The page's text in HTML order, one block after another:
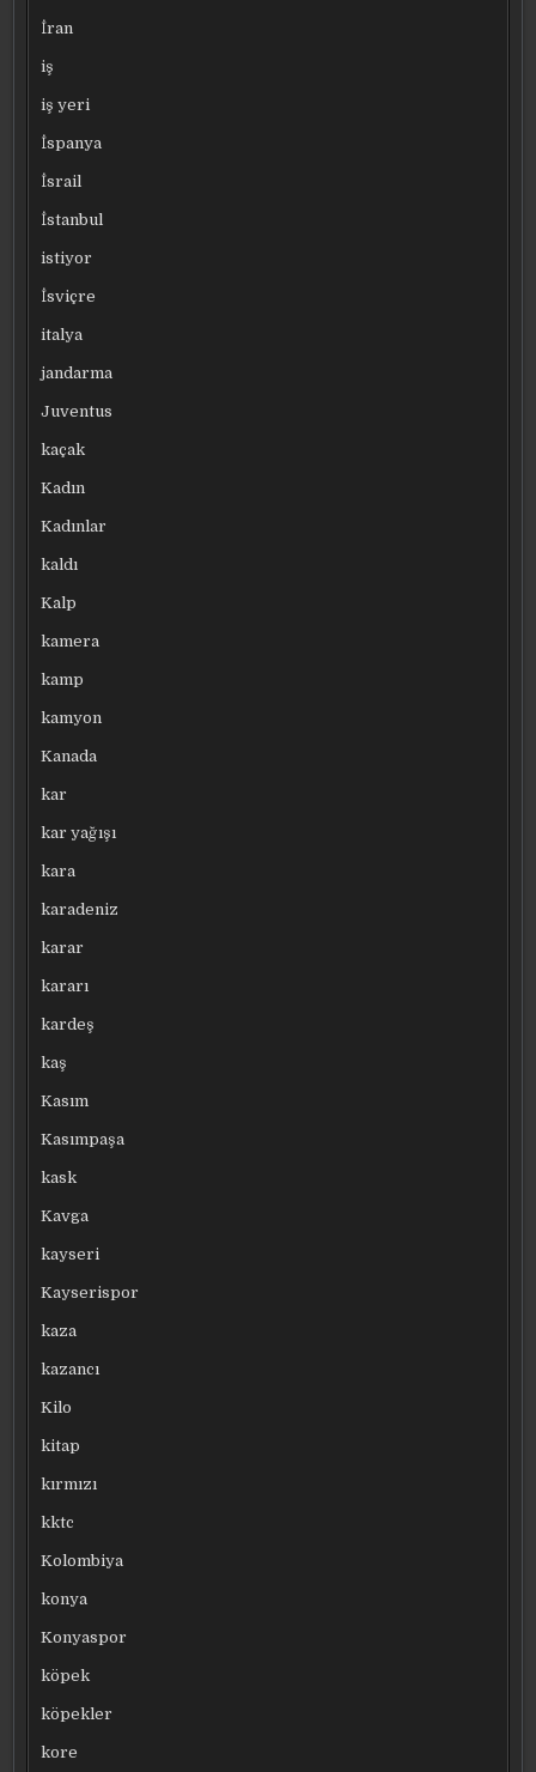
İran
iş
iş yeri
İspanya
İsrail
İstanbul
istiyor
İsviçre
italya
jandarma
Juventus
kaçak
Kadın
Kadınlar
kaldı
Kalp
kamera
kamp
kamyon
Kanada
kar
kar yağışı
kara
karadeniz
karar
kararı
kardeş
kaş
Kasım
Kasımpaşa
kask
Kavga
kayseri
Kayserispor
kaza
kazancı
Kilo
kitap
kırmızı
kktc
Kolombiya
konya
Konyaspor
köpek
köpekler
kore